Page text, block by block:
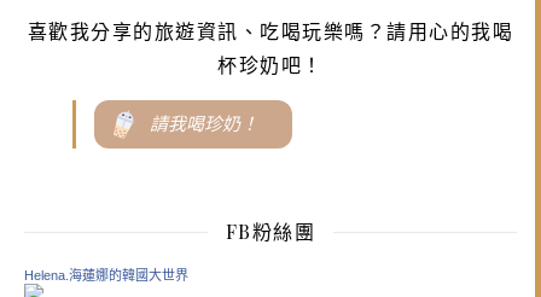
喜歡我分享的旅遊資訊、吃喝玩樂嗎？請用心的我喝
杯珍奶吧！
請我喝珍奶！
FB粉絲團
Helena.海蓮娜的韓國大世界